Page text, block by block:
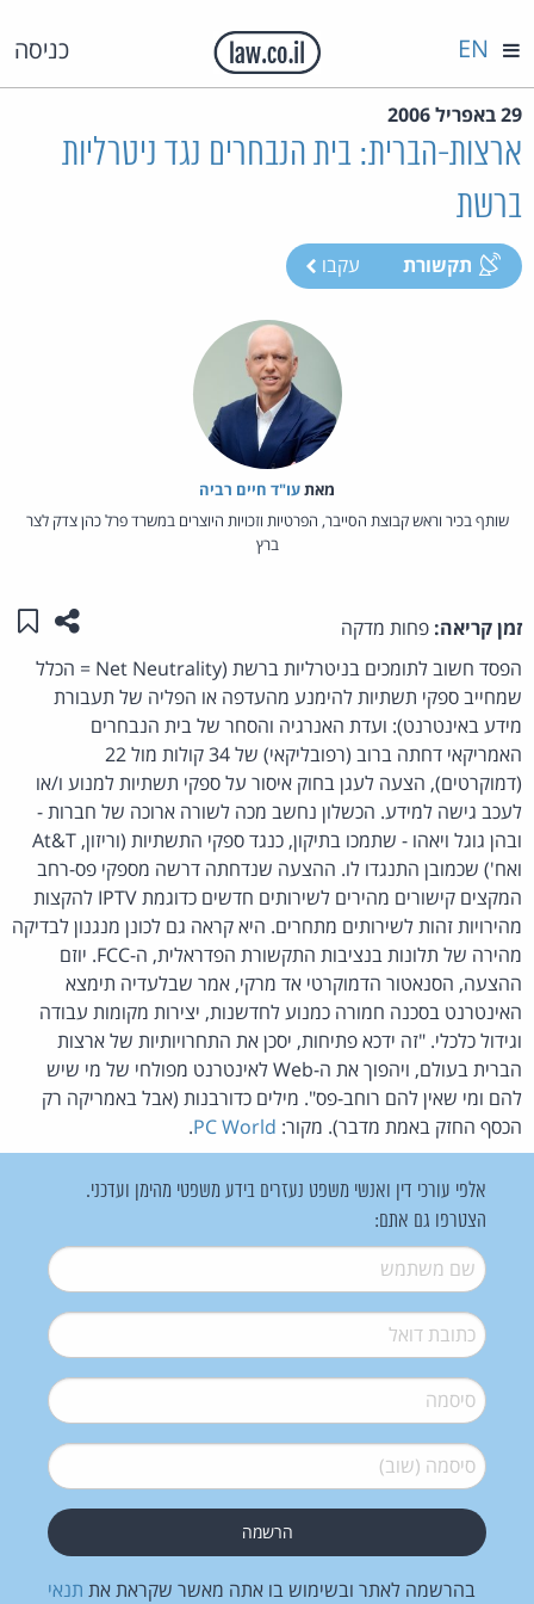
כניסה EN
29 באפריל 2006
ארצות-הברית: בית הנבחרים נגד ניטרליות
ברשת
תקשורת עקבו
מאת‏עו"ד חיים רביה
שותף בכיר וראש קבוצת הסייבר, הפרטיות וזכויות היוצרים במשרד פרל כהן צדק לצר
ברץ
זמן קריאה: פחות מדקה שתפו
הפסד חשוב לתומכים בניטרליות ברשת (Net Neutrality = הכלל
שמחייב ספקי תשתיות להימנע מהעדפה או הפליה של תעבורת
מידע באינטרנט): ועדת האנרגיה והסחר של בית הנבחרים
האמריקאי דחתה ברוב (רפובליקאי) של 34 קולות מול 22
(דמוקרטים), הצעה לעגן בחוק איסור על ספקי תשתיות למנוע ו/או
לעכב גישה למידע. הכשלון נחשב מכה לשורה ארוכה של חברות -
ובהן גוגל ויאהו - שתמכו בתיקון, כנגד ספקי התשתיות (וריזון, At&T
ואח') שכמובן התנגדו לו. ההצעה שנדחתה דרשה מספקי פס-רחב
המקצים קישורים מהירים לשירותים חדשים כדוגמת IPTV להקצות
מהירויות זהות לשירותים מתחרים. היא קראה גם לכונן מנגנון לבדיקה
מהירה של תלונות בנציבות התקשורת הפדראלית, ה-FCC. יוזם
ההצעה, הסנאטור הדמוקרטי אד מרקי, אמר שבלעדיה תימצא
האינטרנט בסכנה חמורה כמנוע לחדשנות, יצירות מקומות עבודה
וגידול כלכלי. "זה ידכא פתיחות, יסכן את התחרויותיות של ארצות
הברית בעולם, ויהפוך את ה-Web לאינטרנט מפולחי של מי שיש
להם ומי שאין להם רוחב-פס". מילים כדורבנות (אבל באמריקה רק
הכסף החזק באמת מדבר). מקור: PC World
.
אלפי עורכי דין ואנשי משפט נעזרים בידע משפטי מהימן ועדכני.
הצטרפו גם אתם:
שם משתמש*
דואל*
סיסמה*
סיסמה (שוב)*
בהרשמה לאתר ובשימוש בו אתה מאשר שקראת את תנאי